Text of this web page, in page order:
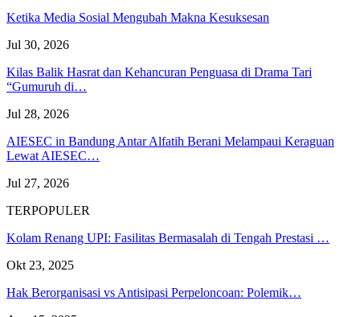
Ketika Media Sosial Mengubah Makna Kesuksesan
Jul 30, 2026
Kilas Balik Hasrat dan Kehancuran Penguasa di Drama Tari
“Gumuruh di…
Jul 28, 2026
AIESEC in Bandung Antar Alfatih Berani Melampaui Keraguan
Lewat AIESEC…
Jul 27, 2026
TERPOPULER
Kolam Renang UPI: Fasilitas Bermasalah di Tengah Prestasi …
Okt 23, 2025
Hak Berorganisasi vs Antisipasi Perpeloncoan: Polemik…